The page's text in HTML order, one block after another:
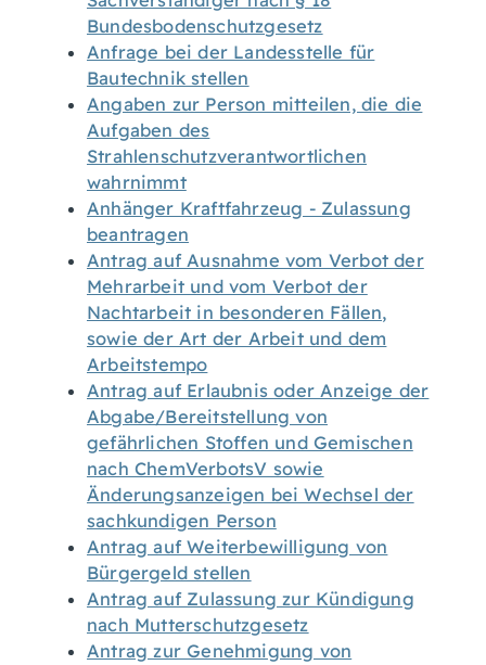
Bundesbodenschutzgesetz
Anfrage bei der Landesstelle für
Bautechnik stellen
Angaben zur Person mitteilen, die die
Aufgaben des
Strahlenschutzverantwortlichen
wahrnimmt
Anhänger Kraftfahrzeug - Zulassung
beantragen
Antrag auf Ausnahme vom Verbot der
Mehrarbeit und vom Verbot der
Nachtarbeit in besonderen Fällen,
sowie der Art der Arbeit und dem
Arbeitstempo
Antrag auf Erlaubnis oder Anzeige der
Abgabe/Bereitstellung von
gefährlichen Stoffen und Gemischen
nach ChemVerbotsV sowie
Änderungsanzeigen bei Wechsel der
sachkundigen Person
Antrag auf Weiterbewilligung von
Bürgergeld stellen
Antrag auf Zulassung zur Kündigung
nach Mutterschutzgesetz
Antrag zur Genehmigung von